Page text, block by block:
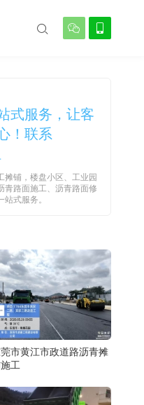
 

式服务，让客
！联系
摊铺，楼盘小区、工业园
青路面施工、沥青路面修
式服务。
市黄江市政道路沥青摊
工